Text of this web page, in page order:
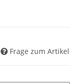
Frage zum Artikel